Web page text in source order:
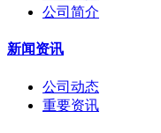
公司简介
新闻资讯
公司动态
重要资讯